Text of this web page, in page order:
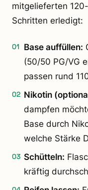
mitgelieferten
Schritten erledigt:
Base auffüllen:
(50/50 PG/VG
passen rund
Nikotin
dampfen
Base durch
welche Stärke
Schütteln:
kräftig